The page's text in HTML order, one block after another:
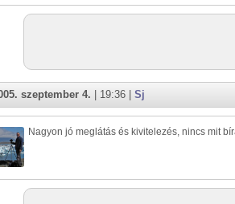
szeptember 4. | 19:36 | Sj
Nagyon jó meglátás és kivitelezés, nincs mit